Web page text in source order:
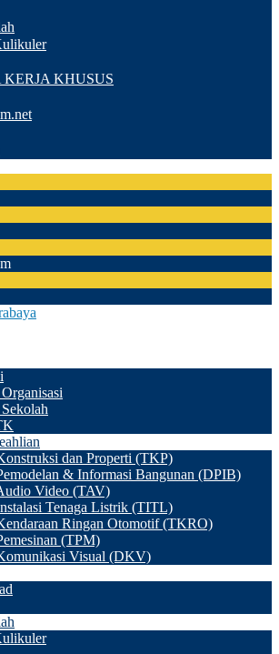
KERJA KHUSUS
dan Properti (TKP)
& Informasi Bangunan (DPIB)
Video (TAV)
Tenaga Listrik (TITL)
Ringan Otomotif (TKRO)
(TPM)
Visual (DKV)